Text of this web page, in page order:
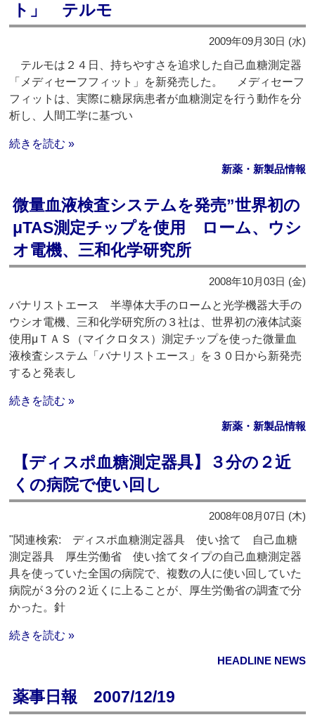
ト」 テルモ
2009年09月30日 (水)
テルモは２４日、持ちやすさを追求した自己血糖測定器
「メディセーフフィット」を新発売した。 メディセーフ
フィットは、実際に糖尿病患者が血糖測定を行う動作を分
析し、人間工学に基づい
続きを読む »
新薬・新製品情報
微量血液検査システムを発売”世界初の
μTAS測定チップを使用 ローム、ウシ
オ電機、三和化学研究所
2008年10月03日 (金)
バナリストエース 半導体大手のロームと光学機器大手の
ウシオ電機、三和化学研究所の３社は、世界初の液体試薬
使用μＴＡＳ（マイクロタス）測定チップを使った微量血
液検査システム「バナリストエース」を３０日から新発売
すると発表し
続きを読む »
新薬・新製品情報
【ディスポ血糖測定器具】３分の２近
くの病院で使い回し
2008年08月07日 (木)
"関連検索: ディスポ血糖測定器具 使い捨て 自己血糖
測定器具 厚生労働省 使い捨てタイプの自己血糖測定器
具を使っていた全国の病院で、複数の人に使い回していた
病院が３分の２近くに上ることが、厚生労働省の調査で分
かった。針
続きを読む »
HEADLINE NEWS
薬事日報 2007/12/19